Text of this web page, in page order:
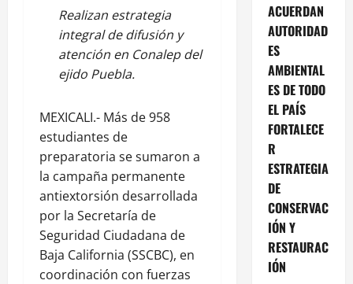
Realizan estrategia
integral de difusión y
atención en Conalep del
ejido Puebla.
MEXICALI.- Más de 958
estudiantes de
preparatoria se sumaron a
la campaña permanente
antiextorsión desarrollada
por la Secretaría de
Seguridad Ciudadana de
Baja California (SSCBC), en
coordinación con fuerzas
ACUERDAN
AUTORIDAD
ES
AMBIENTAL
ES DE TODO
EL PAÍS
FORTALECE
R
ESTRATEGIA
DE
CONSERVAC
IÓN Y
RESTAURAC
IÓN